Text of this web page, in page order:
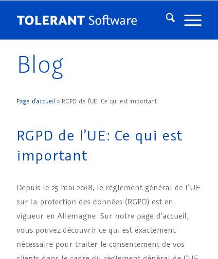
Blog
Page d’accueil » RGPD de l’UE: Ce qui est important
RGPD de l’UE: Ce qui est
important
Depuis le 25 mai 2018, le règlement général de l’UE
sur la protection des données (RGPD) est en
vigueur en Allemagne. Sur notre page d’accueil,
vous pouvez découvrir ce qui est exactement
nécessaire pour traiter le consentement de vos